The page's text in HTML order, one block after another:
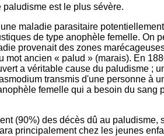
paludisme est le plus sévère.
maladie parasitaire
de type anophèle femelle. On
provenait des zones
mot ancien « palud » (marais). En
a véritable cause du paludisme ;
transmis d'une personne à
femelle qui a besoin du sang
(90%) des décès dû au paludisme,
principalement chez les jeunes